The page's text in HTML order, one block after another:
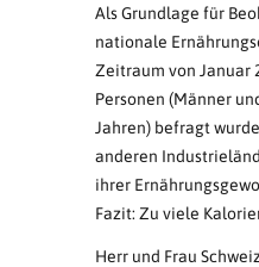
Als Grundlage für
nationale
Zeitraum von Januar
Personen (Männer
Jahren) befragt
anderen
ihrer
Fazit: Zu viele
Herr und Frau